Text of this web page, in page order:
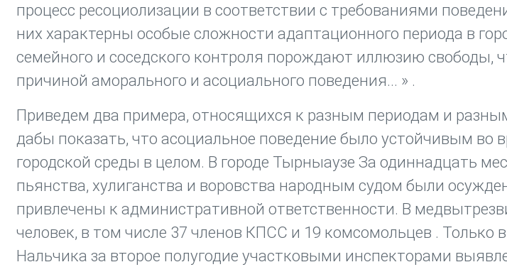
процесс ресоциолизации в соответствии с требованиями
них характерны особые сложности адаптационного периода в
семейного и соседского контроля порождают иллюзию свободы,
причиной аморального и асоциального поведения... » .
Приведем два примера, относящихся к разным периодам и
дабы показать, что асоциальное поведение было устойчивым во
городской среды в целом. В городе Тырныаузе За одиннадцать
пьянства, хулиганства и воровства народным судом были
привлечены к административной ответственности. В
человек, в том числе 37 членов КПСС и 19 комсомольцев . Только
Нальчика за второе полугодие участковыми инспекторами